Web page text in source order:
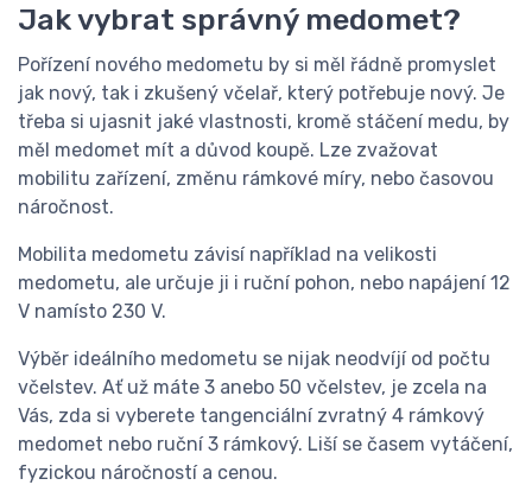
Jak vybrat správný medomet?
Pořízení nového medometu by si měl řádně promyslet
jak nový, tak i zkušený včelař, který potřebuje nový. Je
třeba si ujasnit jaké vlastnosti, kromě stáčení medu, by
měl medomet mít a důvod koupě. Lze zvažovat
mobilitu zařízení, změnu rámkové míry, nebo časovou
náročnost.
Mobilita medometu závisí například na velikosti
medometu, ale určuje ji i ruční pohon, nebo napájení 12
V namísto 230 V.
Výběr ideálního medometu se nijak neodvíjí od počtu
včelstev. Ať už máte 3 anebo 50 včelstev, je zcela na
Vás, zda si vyberete tangenciální zvratný 4 rámkový
medomet nebo ruční 3 rámkový. Liší se časem vytáčení,
fyzickou náročností a cenou.